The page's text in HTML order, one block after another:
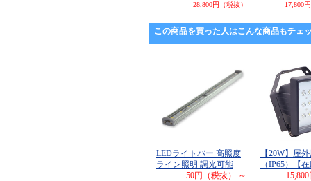
28,800円（税抜） 17,800
この商品を買った人はこんな商品もチェ
LEDライトバー 高照度
ライン照明 調光可能
50円（税抜） ～
【20W】屋
（IP65）【